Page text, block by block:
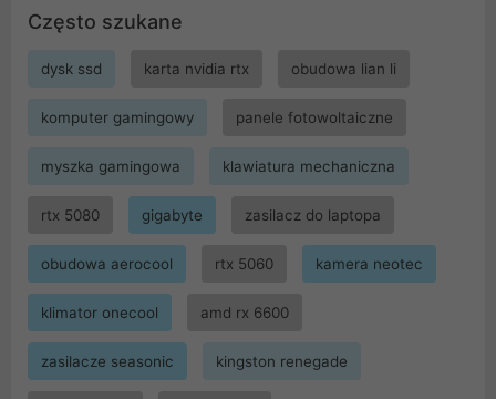
Często szukane
dysk ssd karta nvidia rtx obudowa lian li
komputer gamingowy panele fotowoltaiczne
myszka gamingowa klawiatura mechaniczna
rtx 5080 gigabyte zasilacz do laptopa
obudowa aerocool rtx 5060 kamera neotec
klimator onecool amd rx 6600
zasilacze seasonic kingston renegade